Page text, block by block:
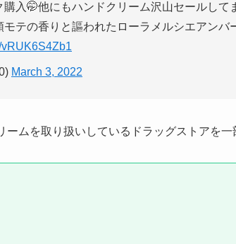
入🤭他にもハンドクリーム沢山セールして
モテの香りと謳われたローラメルシエアン
March 3, 2022
ームを取り扱いしているドラッグストアを一